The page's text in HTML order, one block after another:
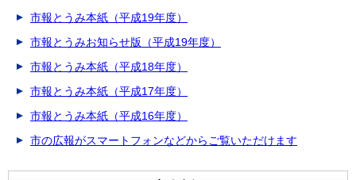
市報とうみ本紙（平成19年度）
市報とうみお知らせ版（平成19年度）
市報とうみ本紙（平成18年度）
市報とうみ本紙（平成17年度）
市報とうみ本紙（平成16年度）
市の広報がスマートフォンなどからご覧いただけます